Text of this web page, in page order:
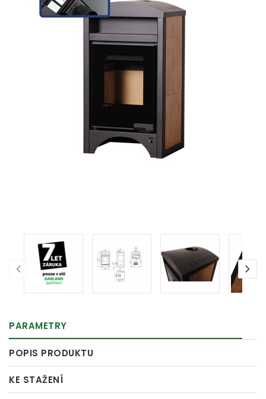
PARAMETRY
POPIS PRODUKTU
KE STAŽENÍ